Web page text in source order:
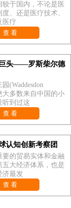
较于国内，不论是医
、还是医疗技术、
医疗
查 看
头——罗斯柴尔德
(Waddesdon
大多数来自中国的小
听到过这
查 看
认知创新考察团
要的贸易实体和金融
五大经济体系，也是
济最发
查 看